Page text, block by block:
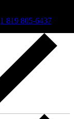
1 819 805-6437